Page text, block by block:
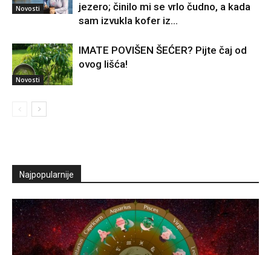
Novosti
jezero; činilo mi se vrlo čudno, a kada
sam izvukla kofer iz...
Novosti
IMATE POVIŠEN ŠEĆER? Pijte čaj od
ovog lišća!
Najpopularnije